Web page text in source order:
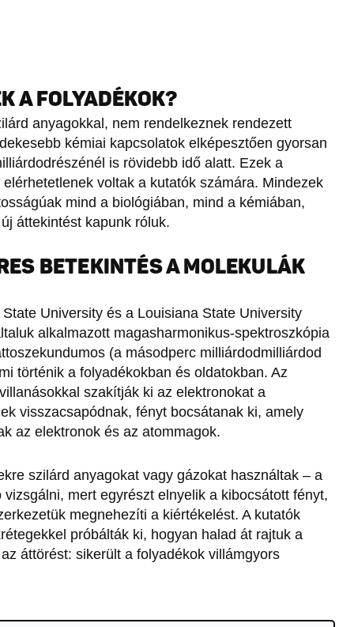
A FOLYADÉKOK?
anyagokkal, nem rendelkeznek rendezett
kémiai kapcsolatok elképesztően gyorsan
is rövidebb idő alatt. Ezek a
voltak a kutatók számára. Mindezek
mind a biológiában, mind a kémiában,
áttekintést kapunk róluk.
BETEKINTÉS A MOLEKULÁK
University és a Louisiana State University
alkalmazott magasharmonikus-spektroszkópia
(a másodperc milliárdodmilliárdod
történik a folyadékokban és oldatokban. Az
szakítják ki az elektronokat a
visszacsapódnak, fényt bocsátanak ki, amely
az elektronok és az atommagok.
szilárd anyagokat vagy gázokat használtak – a
mert egyrészt elnyelik a kibocsátott fényt,
megnehezíti a kiértékelést. A kutatók
próbálták ki, hogyan halad át rajtuk a
áttörést: sikerült a folyadékok villámgyors